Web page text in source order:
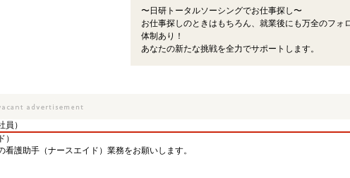
〜日研トータルソーシングでお仕事探し〜
お仕事探しのときはもちろん、就業後にも万全のフォ
体制あり！
あなたの新たな挑戦を全力でサポートします。
）
看護助手（ナースエイド）業務をお願いします。